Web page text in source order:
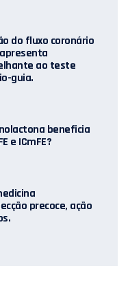
do fluxo coronário
ao teste
guia.
beneficia
e ICmFE?
precoce, ação